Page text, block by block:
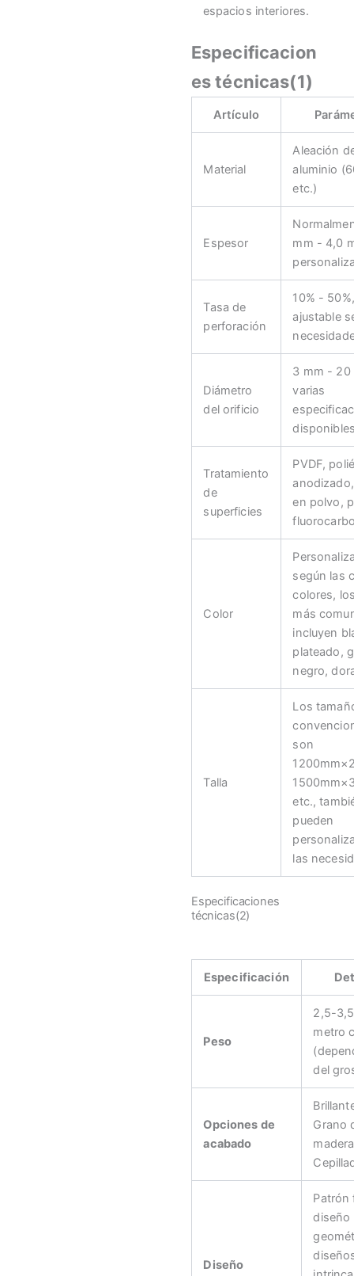
espacios interiores.
Especificacion
es técnicas(1)
Artículo
Material
Aleación
aluminio
etc.)
Espesor
mm - 4,0
Tasa de
perforación
10% - 50%,
ajustable
Diámetro
del orificio
3 mm - 20
varias
Tratamiento
de
superficies
PVDF,
en polvo,
Color
según las
colores,
más
incluyen
plateado,
negro,
Talla
Los
son
etc.,
pueden
las
Especificaciones
técnicas(2)
Especificación
Peso
2,5-
metro
del
Opciones de
acabado
Grano
Diseño
Patrón
diseño